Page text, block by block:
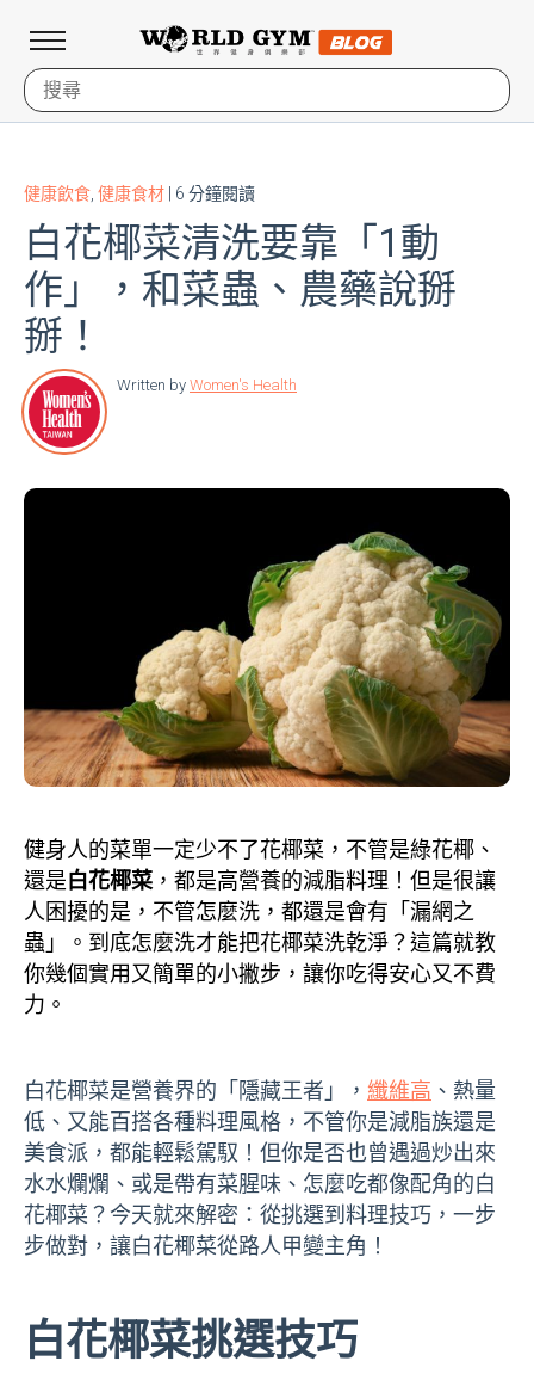
健康飲食 健康食材 | 6 分鐘閱讀
白花椰菜清洗要靠「1動
作」，和菜蟲、農藥說掰
掰！
Written by Women's Health
健身人的菜單一定少不了花椰菜，不管是綠花椰、
還是白花椰菜 ，都是高營養的減脂料理！但是很讓
人困擾的是，不管怎麼洗，都還是會有「漏網之
蟲」。到底怎麼洗才能把花椰菜洗乾淨？這篇就教
你幾個實用又簡單的小撇步，讓你吃得安心又不費
力。
白花椰菜是營養界的「隱藏王者」， 纖維高 、熱量
低、又能百搭各種料理風格，不管你是減脂族還是
美食派，都能輕鬆駕馭！但你是否也曾遇過炒出來
水水爛爛、或是帶有菜腥味、怎麼吃都像配角的白
花椰菜？今天就來解密：從挑選到料理技巧，一步
步做對，讓白花椰菜從路人甲變主角！
白花椰菜挑選技巧